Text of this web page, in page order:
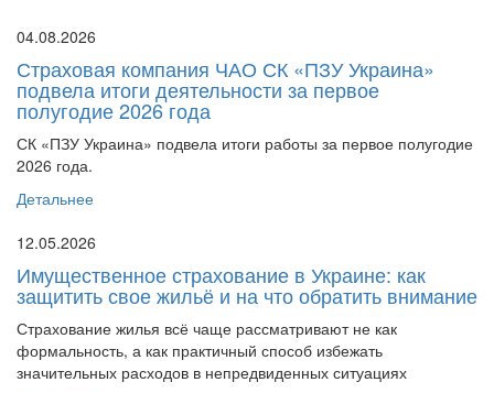
04.08.2026
Страховая компания ЧАО СК «ПЗУ Украина»
подвела итоги деятельности за первое
полугодие 2026 года
СК «ПЗУ Украина» подвела итоги работы за первое полугодие
2026 года.
Детальнее
12.05.2026
Имущественное страхование в Украине: как
защитить свое жильё и на что обратить внимание
Страхование жилья всё чаще рассматривают не как
формальность, а как практичный способ избежать
значительных расходов в непредвиденных ситуациях